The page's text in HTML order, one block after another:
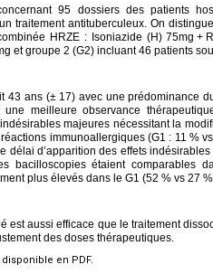
95 dossiers des patients
traitement antituberculeux. On
HRZE : Isoniazide (H) 75mg +
et groupe 2 (G2) incluant 46 patients
43 ans (± 17) avec une prédominance
une meilleure observance
majeures nécessitant la
immunoallergiques (G1 : 11 %
délai d’apparition des effets
bacilloscopies étaient comparables
plus élevés dans le G1 (52 % vs 27
est aussi efficace que le traitement
des doses thérapeutiques.
en PDF.